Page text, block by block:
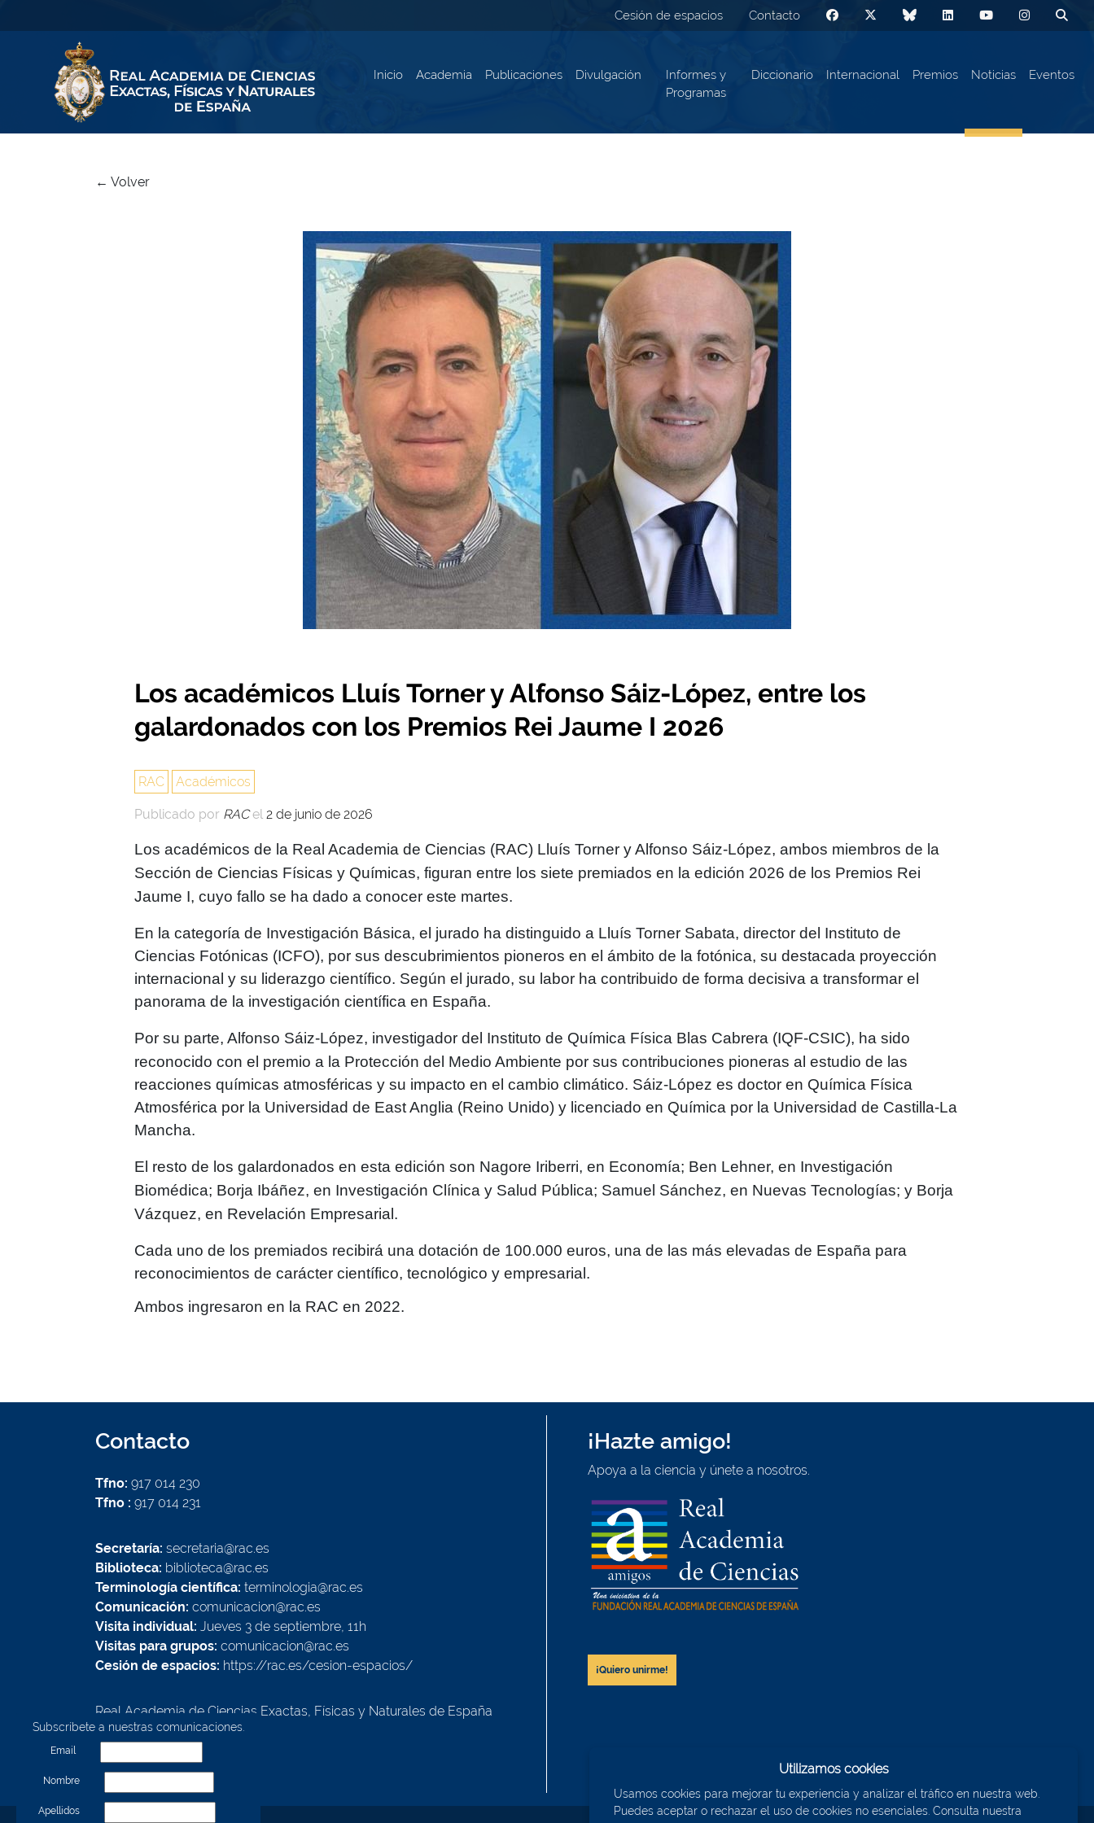
Cesión de espacios Contacto
Inicio Academia Publicaciones Divulgación
Informes y
Programas
Diccionario Internacional Premios Noticias Eventos
← Volver
Los académicos Lluís Torner y Alfonso Sáiz-López, entre los
galardonados con los Premios Rei Jaume I 2026
RAC Académicos
Publicado por RACel 2 de junio de 2026
Los académicos de la Real Academia de Ciencias (RAC) Lluís Torner yAlfonso Sáiz-López, ambos miembros de la
Sección de Ciencias Físicas y Químicas, figuran entre los siete premiados en la edición 2026 de los Premios Rei
Jaume I, cuyo fallo se ha dado a conocer este martes.
En la categoría de Investigación Básica, el jurado ha distinguido a Lluís Torner Sabata, director del Instituto de
Ciencias Fotónicas (ICFO), por sus descubrimientos pioneros en el ámbito de la fotónica, su destacada proyección
internacional y su liderazgo científico. Según el jurado, su labor ha contribuido de forma decisiva a transformar el
panorama de la investigación científica en España.
Por su parte, Alfonso Sáiz-López, investigador del Instituto de Química Física Blas Cabrera (IQF-CSIC), ha sido
reconocido con el premio a la Protección del Medio Ambiente por sus contribuciones pioneras al estudio de las
reacciones químicas atmosféricas y su impacto en el cambio climático. Sáiz-López es doctor en Química Física
Atmosférica por la Universidad de East Anglia (Reino Unido) y licenciado en Química por la Universidad de Castilla-La
Mancha.
El resto de los galardonados en esta edición son Nagore Iriberri, en Economía; Ben Lehner, en Investigación
Biomédica; Borja Ibáñez, en Investigación Clínica y Salud Pública; Samuel Sánchez, en Nuevas Tecnologías; y Borja
Vázquez, en Revelación Empresarial.
Cada uno de los premiados recibirá una dotación de 100.000 euros, una de las más elevadas de España para
reconocimientos de carácter científico, tecnológico y empresarial.
Ambos ingresaron en la RAC en 2022.
Contacto
Tfno: 917 014 230
Tfno : 917 014 231
Secretaría: secretaria@rac.es
Biblioteca: biblioteca@rac.es
Terminología científica: terminologia@rac.es
Comunicación: comunicacion@rac.es
Visita individual: Jueves 3 de septiembre, 11h
Visitas para grupos: comunicacion@rac.es
Cesión de espacios: https://rac.es/cesion-espacios/
Real Academia de Ciencias Exactas, Físicas y Naturales de España
Calle Valverde, 22
¡Hazte amigo!
Apoya a la ciencia y únete a nosotros.
¡Quiero unirme!
Subscríbete a nuestras comunicaciones.
Email
Nombre
Apellidos
Utilizamos cookies
Usamos cookies para mejorar tu experiencia y analizar el tráfico en nuestra web.
Puedes aceptar o rechazar el uso de cookies no esenciales. Consulta nuestra